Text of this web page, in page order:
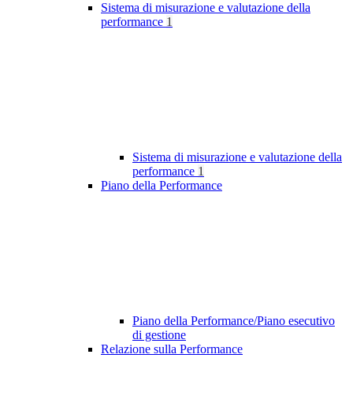
Sistema di misurazione e valutazione della
performance 1
Sistema di misurazione e valutazione della
performance 1
Piano della Performance
Piano della Performance/Piano esecutivo
di gestione
Relazione sulla Performance